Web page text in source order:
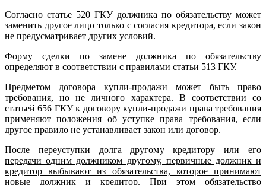
Согласно статье 520 ГКУ должника по обязательству может
заменить другое лицо только с согласия кредитора, если закон
не предусматривает других условий.
Форму сделки по замене должника по обязательству
определяют в соответствии с правилами статьи 513 ГКУ.
Предметом договора купли-продажи может быть право
требования, но не личного характера. В соответствии со
статьей 656 ГКУ к договору купли-продажи права требования
применяют положения об уступке права требования, если
другое правило не устанавливает закон или договор.
После переуступки долга другому кредитору или его
передачи одним должником другому, первичные должник и
кредитор выбывают из обязательства, которое принимают
новые должник и кредитор. При этом обязательство